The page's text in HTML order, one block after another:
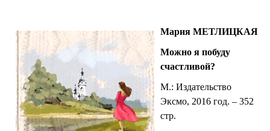
Мария МЕТЛИЦКАЯ
Можно я побуду
счастливой?
М.: Издательство
Эксмо, 2016 год. – 352
стр.